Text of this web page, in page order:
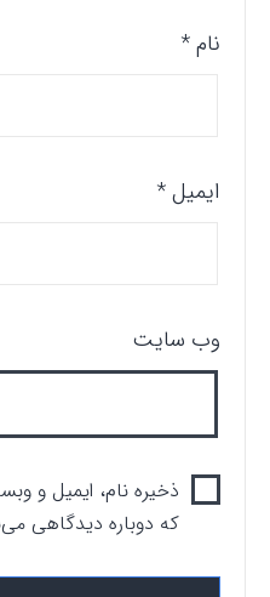
نام*
ایمیل*
وب‌ سایت
ذخیره نام، ایمیل و
که دوباره دیدگاهی